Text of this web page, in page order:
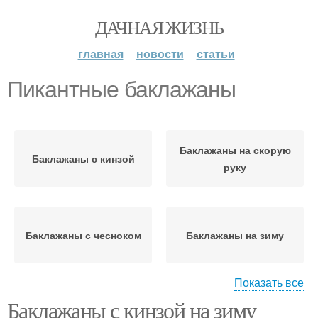
ДАЧНАЯ ЖИЗНЬ
главная новости статьи
Пикантные баклажаны
Баклажаны с кинзой
Баклажаны на скорую
руку
Баклажаны с чесноком Баклажаны на зиму
Баклажаны с уксусом
Баклажаны в уксусной
Показать все
Баклажаны с кинзой на зиму